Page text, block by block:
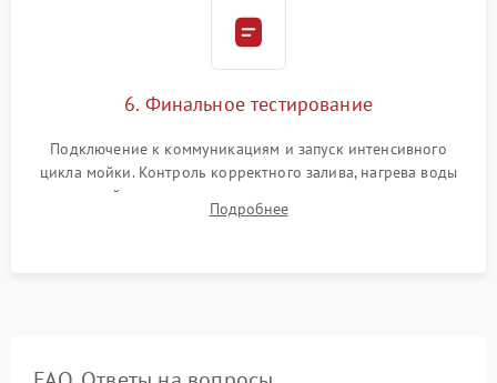
6. Финальное тестирование
Подключение к коммуникациям и запуск интенсивного
цикла мойки. Контроль корректного залива, нагрева воды
до нужной температуры, отсутствия посторонних шумов,
штатного слива и абсолютной сухости в поддоне.
Подробнее